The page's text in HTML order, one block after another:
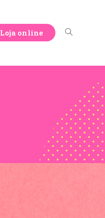
Loja online